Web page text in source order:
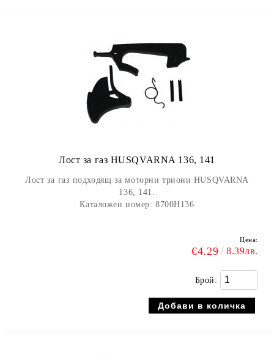
Лост за газ HUSQVARNA 136, 141
Лост за газ подходящ за моторни триони HUSQVARNA
136, 141.
Каталожен номер: 8700H136
Цена:
€4.29 8.39лв.
Брой: